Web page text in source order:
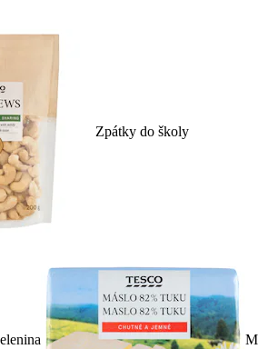
Zpátky do školy